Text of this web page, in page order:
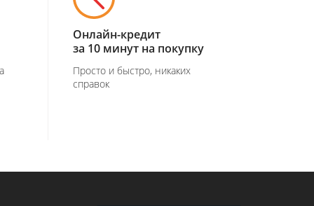
Онлайн-кредит
за 10 минут на покупку
Просто и быстро, никаких
справок